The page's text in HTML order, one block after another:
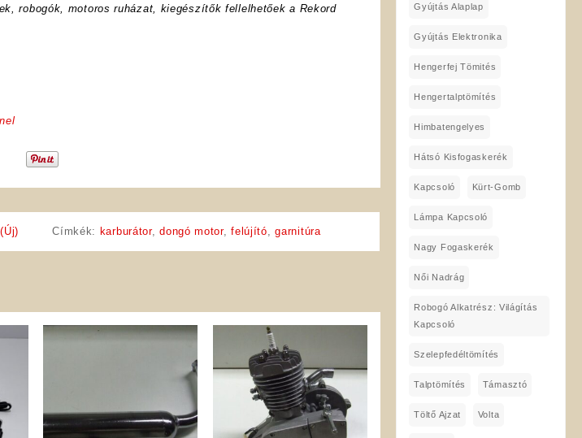
robogók, motoros ruházat, kiegészítők fellelhetőek a Rekord
Címkék: karburátor,dongó motor,felújító ,garnitúra
Gyújtás Alaplap
Gyújtás Elektronika
Hengerfej Tömités
Hengertalptömítés
Himbatengelyes
Hátsó Kisfogaskerék
Kapcsoló Kürt-Gomb
Lámpa Kapcsoló
Nagy Fogaskerék
Női Nadrág
Robogó Alkatrész: Világítás
Kapcsoló
Szelepfedéltömítés
Talptömítés Támasztó
Töltő Ajzat Volta